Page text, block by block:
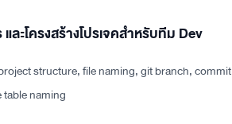
ละโครงสร้างโปรเจคสำหรับทีม Dev
structure, file naming, git branch, commit
naming